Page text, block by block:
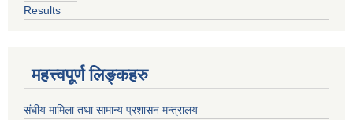
Results
महत्त्वपूर्ण लिङ्कहरु
संघीय मामिला तथा सामान्य प्रशासन मन्त्रालय